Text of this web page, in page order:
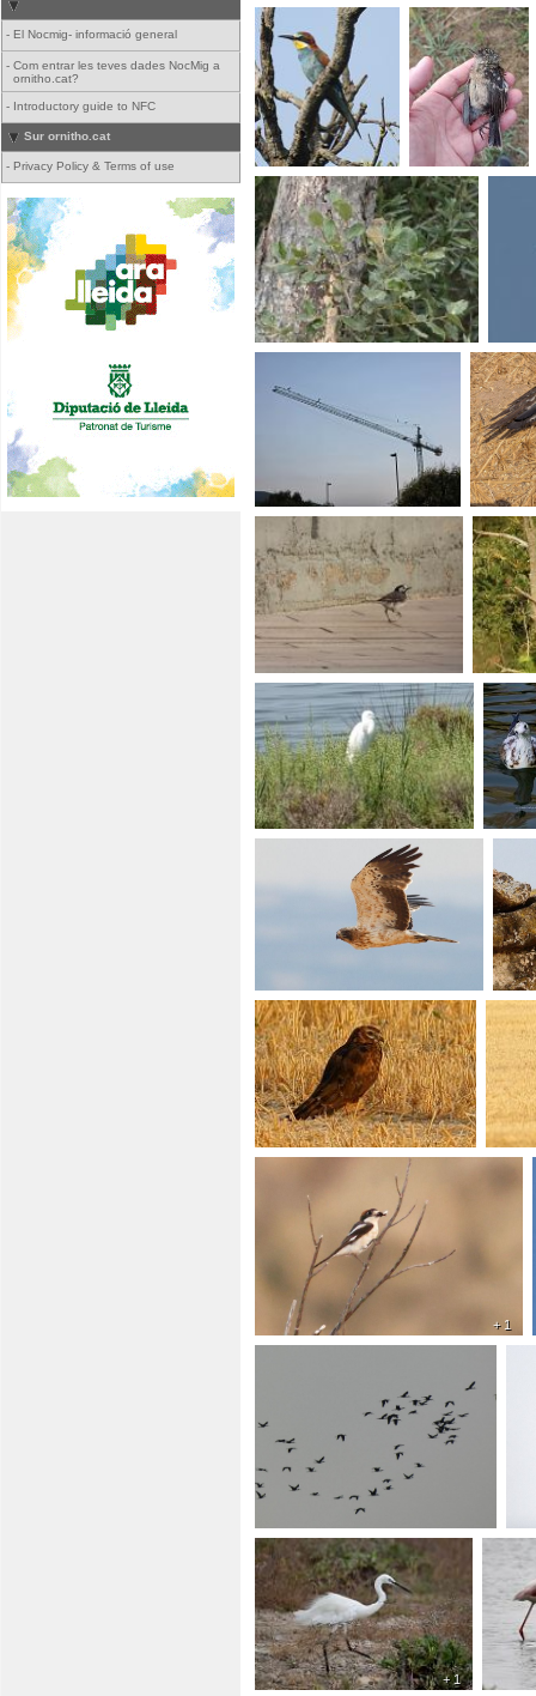
- El Nocmig- informació general
- Com entrar les teves dades NocMig a
ornitho.cat?
- Introductory guide to NFC
Sur ornitho.cat
- Privacy Policy & Terms of use
+ 1
+ 1